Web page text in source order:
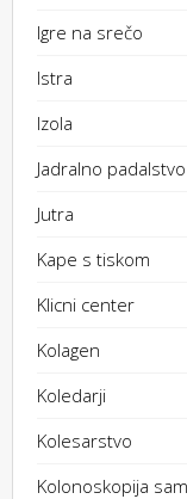
Igre na srečo
Istra
Izola
Jadralno padalstvo
Jutra
Kape s tiskom
Klicni center
Kolagen
Koledarji
Kolesarstvo
Kolonoskopija